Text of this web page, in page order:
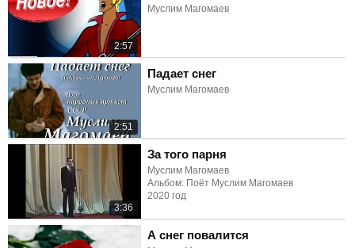
2:57
Муслим Магомаев
2:51
Падает снег
Муслим Магомаев
3:36
За того парня
Муслим Магомаев
Альбом: Поёт Муслим Магомаев
2020 год
А снег повалится